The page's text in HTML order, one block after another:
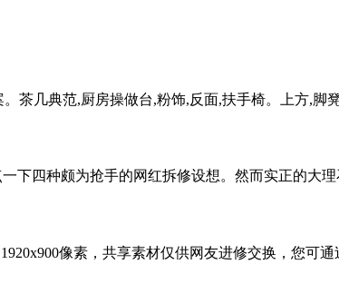
茶几典范,厨房操做台,粉饰,反面,扶手椅。上方,脚
下四种颇为抢手的网红拆修设想。然而实正的大理
像素，共享素材仅供网友进修交换，您可通